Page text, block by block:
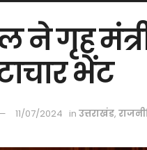
ने गृह
भेंट
11/07/2024 in उत्तराखंड,